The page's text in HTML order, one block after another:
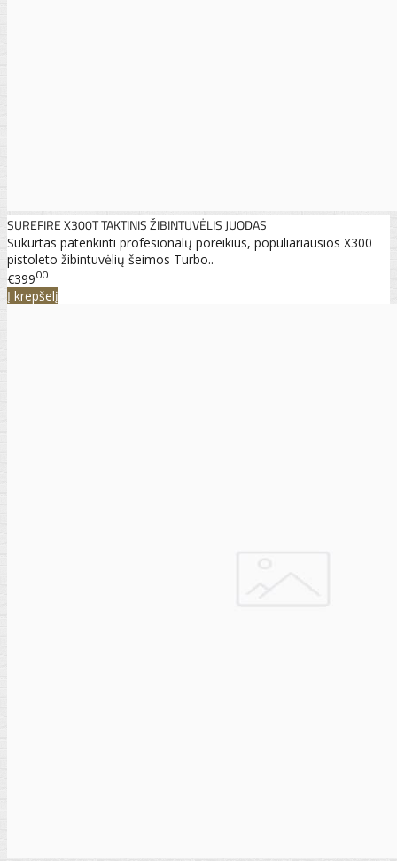
SUREFIRE X300T TAKTINIS ŽIBINTUVĖLIS JUODAS
Sukurtas patenkinti profesionalų poreikius, populiariausios X300
pistoleto žibintuvėlių šeimos Turbo..
€39900
Į krepšelį